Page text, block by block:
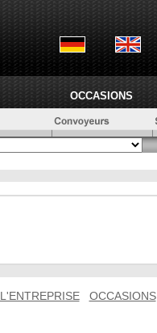
OCCASIONS
L'ENTREPRISE OCCASIONS